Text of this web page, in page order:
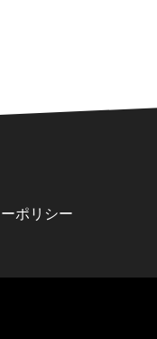
ポリシー